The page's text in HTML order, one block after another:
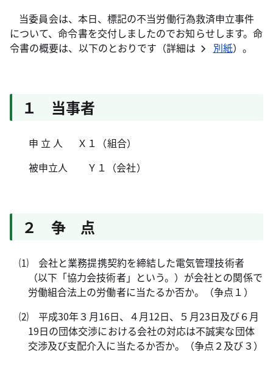
当委員会は、本日、標記の不当労働行為救済申立事件
について、命令書を交付しましたのでお知らせします。命
令書の概要は、以下のとおりです（詳細は
別紙）。
１ 当事者
申 立 人 Ｘ１（組合）
被申立人 Ｙ１（会社）
２ 争 点
⑴ 会社と業務提携契約を締結した電気管理技術者
（以下「協力会技術者」という。）が会社との関係で
労働組合法上の労働者に当たるか否か。（争点１）
⑵ 平成30年３月16日、４月12日、５月23日及び６月
19日の団体交渉における会社の対応は不誠実な団体
交渉及び支配介入に当たるか否か。（争点２及び３）